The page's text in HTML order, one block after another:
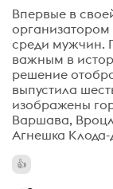
Впервые в
среди мужчин.
важным в
решение
выпустила
изображены
Варшава,
Агнешка Клода-